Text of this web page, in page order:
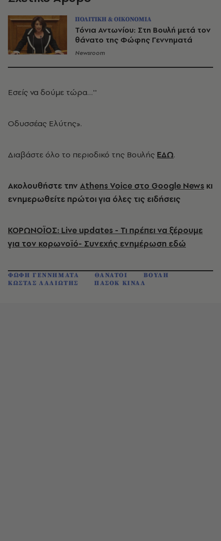
ΠΟΛΙΤΙΚΗ & ΟΙΚΟΝΟΜΙΑ
Τόνια Αντωνίου: Στη Βουλή μετά τον
θάνατο της Φώφης Γεννηματά
Newsroom
Εσείς να δούμε τώρα…''
Οδυσσέας Ελύτης».
Διαβάστε όλο το περιοδικό της Βουλής ΕΔΩ.
Ακολουθήστε την Athens Voice στο Google News κι
ενημερωθείτε πρώτοι για όλες τις ειδήσεις
ΚΟΡΩΝΟΪΟΣ: Live updates - Τι πρέπει να ξέρουμε
για τον κορωνοϊό- Συνεχής ενημέρωση εδώ
ΦΩΦΗ ΓΕΝΝΗΜΑΤΑ ΘΑΝΑΤΟΙ
ΒΟΥΛΗ
ΚΩΣΤΑΣ ΛΑΛΙΩΤΗΣ
ΠΑΣΟΚ ΚΙΝΑΛ